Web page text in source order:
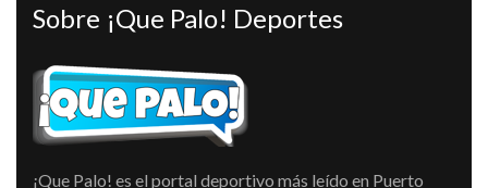
Sobre ¡Que Palo! Deportes
¡Que Palo! es el portal deportivo más leído en Puerto